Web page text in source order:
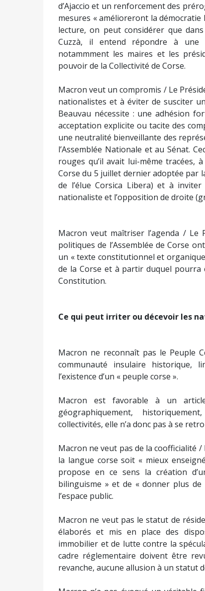
d’Ajaccio et un renforcement des
mesures « amélioreront la
lecture, on peut considérer que
Cuzzà, il entend répondre à une
notammment les maires et les
pouvoir de la Collectivité de Corse.
Macron veut un compromis / Le
nationalistes et à éviter de susciter
Beauvau nécessite : une adhésion
acceptation explicite ou tacite des
une neutralité bienveillante des
l’Assemblée Nationale et au Sénat.
rouges qu’il avait lui-même tracées,
Corse du 5 juillet dernier adoptée par
de l’élue Corsica Libera) et à
nationaliste et l’opposition de droite
Macron veut maîtriser l’agenda / Le
politiques de l’Assemblée de Corse
un « texte constitutionnel et
de la Corse et à partir duquel pourra
Constitution.
Ce qui peut irriter ou décevoir les
Macron ne reconnaît pas le Peuple
communauté insulaire historique,
l’existence d’un « peuple corse ».
Macron est favorable à un
géographiquement,
collectivités, elle n’a donc pas à se
Macron ne veut pas de la coofficialité
la langue corse soit « mieux
propose en ce sens la création
bilinguisme » et de « donner plus de
l’espace public.
Macron ne veut pas le statut de
élaborés et mis en place des
immobilier et de lutte contre la
cadre réglementaire doivent être
revanche, aucune allusion à un statut